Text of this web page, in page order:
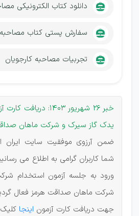
دانلود کتاب الکترونیکی
سفارش پستی کتاب
تجربیات مصاحبه کارجویان
خبر 26 شهریور 1403:
یدک گاز سیرک و شرکت ماهان
ضمن آرزوی موفقیت سایت ایران
شما کاربران گرامی به اطلاع می
ورود به جلسه آزمون استخدام
شرکت ماهان صداقت هرمز فعال
جهت دریافت کارت آزمون اینجا